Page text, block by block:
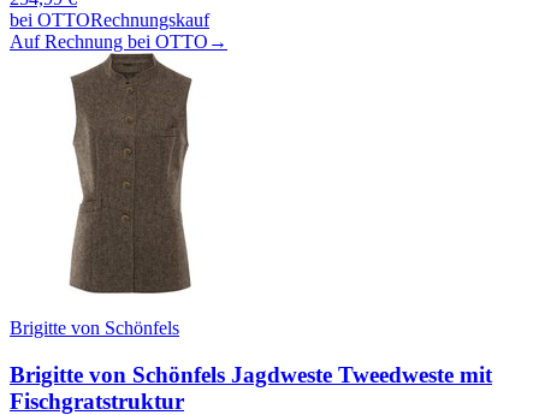
bei OTTORechnungskauf
Auf Rechnung bei OTTO →
Brigitte von Schönfels
Brigitte von Schönfels Jagdweste Tweedweste mit
Fischgratstruktur